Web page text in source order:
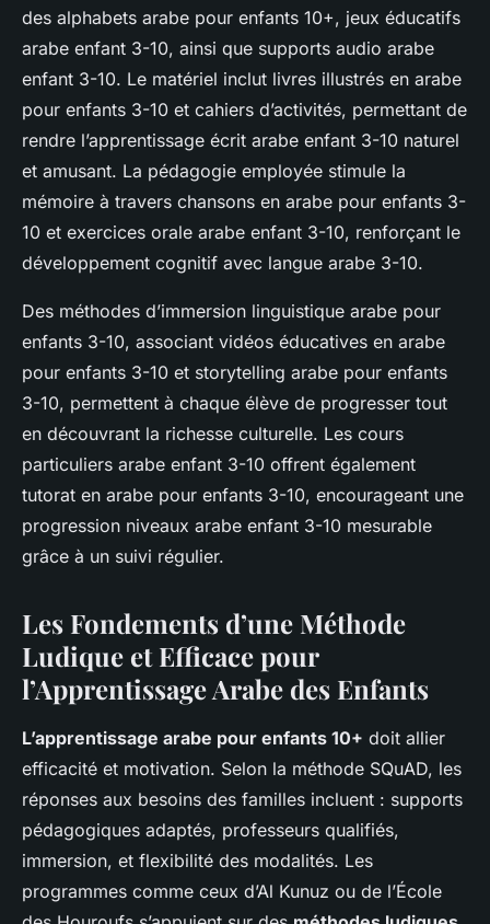
des alphabets arabe pour enfants 10+, jeux éducatifs
arabe enfant 3-10, ainsi que supports audio arabe
enfant 3-10. Le matériel inclut livres illustrés en arabe
pour enfants 3-10 et cahiers d’activités, permettant de
rendre l’apprentissage écrit arabe enfant 3-10 naturel
et amusant. La pédagogie employée stimule la
mémoire à travers chansons en arabe pour enfants 3-
10 et exercices orale arabe enfant 3-10, renforçant le
développement cognitif avec langue arabe 3-10.
Des méthodes d’immersion linguistique arabe pour
enfants 3-10, associant vidéos éducatives en arabe
pour enfants 3-10 et storytelling arabe pour enfants
3-10, permettent à chaque élève de progresser tout
en découvrant la richesse culturelle. Les cours
particuliers arabe enfant 3-10 offrent également
tutorat en arabe pour enfants 3-10, encourageant une
progression niveaux arabe enfant 3-10 mesurable
grâce à un suivi régulier.
Les Fondements d’une Méthode
Ludique et Efficace pour
l’Apprentissage Arabe des Enfants
L’apprentissage arabe pour enfants 10+ doit allier
efficacité et motivation. Selon la méthode SQuAD, les
réponses aux besoins des familles incluent : supports
pédagogiques adaptés, professeurs qualifiés,
immersion, et flexibilité des modalités. Les
programmes comme ceux d’Al Kunuz ou de l’École